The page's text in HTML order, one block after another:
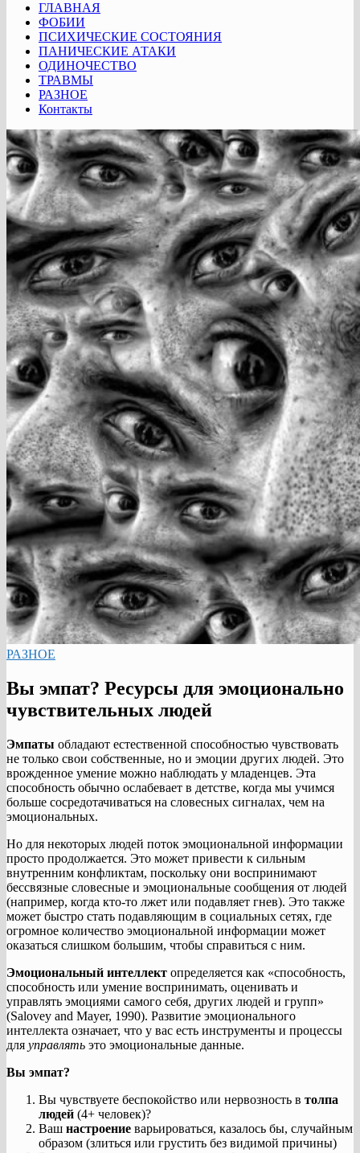
ГЛАВНАЯ
ФОБИИ
ПСИХИЧЕСКИЕ СОСТОЯНИЯ
ПАНИЧЕСКИЕ АТАКИ
ОДИНОЧЕСТВО
ТРАВМЫ
РАЗНОЕ
Контакты
РАЗНОЕ
Вы эмпат? Ресурсы для эмоционально
чувствительных людей
Эмпаты обладают естественной способностью чувствовать
не только свои собственные, но и эмоции других людей. Это
врожденное умение можно наблюдать у младенцев. Эта
способность обычно ослабевает в детстве, когда мы учимся
больше сосредотачиваться на словесных сигналах, чем на
эмоциональных.
Но для некоторых людей поток эмоциональной информации
просто продолжается. Это может привести к сильным
внутренним конфликтам, поскольку они воспринимают
бессвязные словесные и эмоциональные сообщения от людей
(например, когда кто-то лжет или подавляет гнев). Это также
может быстро стать подавляющим в социальных сетях, где
огромное количество эмоциональной информации может
оказаться слишком большим, чтобы справиться с ним.
Эмоциональный интеллект определяется как «способность,
способность или умение воспринимать, оценивать и
управлять эмоциями самого себя, других людей и групп»
(Salovey and Mayer, 1990). Развитие эмоционального
интеллекта означает, что у вас есть инструменты и процессы
для управлять это эмоциональные данные.
Вы эмпат?
Вы чувствуете беспокойство или нервозность в толпа
людей (4+ человек)?
Ваш настроение варьироваться, казалось бы, случайным
образом (злиться или грустить без видимой причины)